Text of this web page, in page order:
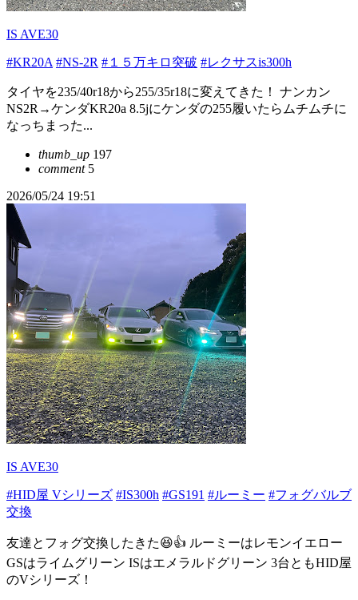
IS AVE30
#KR20A #NS-2R #１５万キロ突破 #レクサスis300h
タイヤを235/40r18から255/35r18に変えてきた！ ナンカン
NS2R→ケンダKR20a 8.5jにケンダの255履いたらムチムチに
なっちまった...
thumb_up 197
comment5
2026/05/24 19:51
IS AVE30
#HID屋 Vシリーズ #IS300h #GS191 #ルーミー #フォグバルブ
交換
友達とフォグ交換したきた😆👍 ルーミーはレモンイエロー
GSはライムグリーン ISはエメラルドグリーン 3台ともHID屋
のVシリーズ！